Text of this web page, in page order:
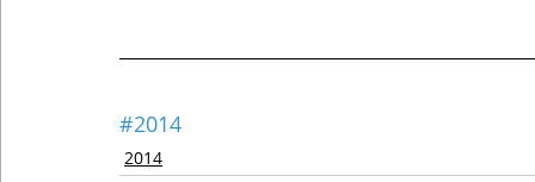
#2014
2014